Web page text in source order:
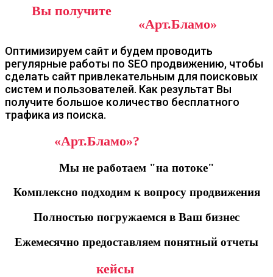
Вы получите
«Арт.Бламо»
Оптимизируем сайт и будем проводить
регулярные работы по SEO продвижению, чтобы
сделать сайт привлекательным для поисковых
систем и пользователей. Как результат Вы
получите большое количество бесплатного
трафика из поиска.
«Арт.Бламо»?
Мы не работаем "на потоке"
Комплексно подходим к вопросу продвижения
Полностью погружаемся в Ваш бизнес
Ежемесячно предоставляем понятный отчеты
кейсы